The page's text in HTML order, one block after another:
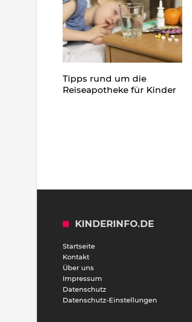
Tipps rund um die
Reiseapotheke für Kinder
KINDERINFO.DE
Startseite
Kontakt
Über uns
Impressum
Datenschutz
Datenschutz-Einstellungen